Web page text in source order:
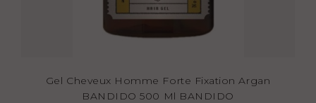
Gel Cheveux Homme Forte Fixation Argan
BANDIDO 500 Ml BANDIDO